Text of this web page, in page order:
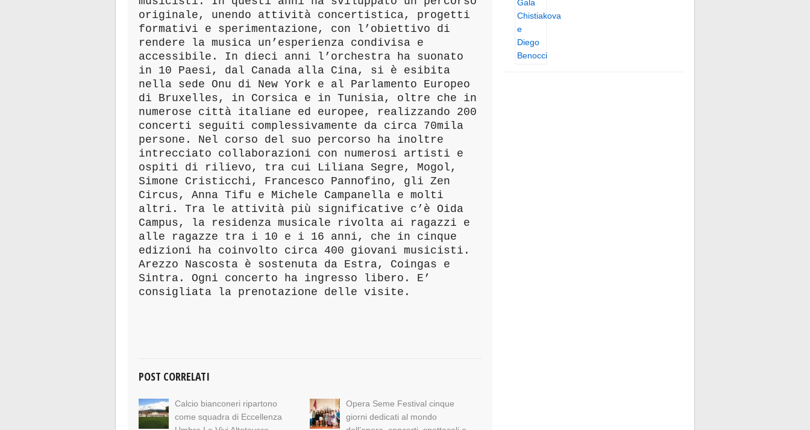
originale, unendo attività concertistica, progetti
formativi e sperimentazione, con l’obiettivo di
rendere la musica un’esperienza condivisa e
accessibile. In dieci anni l’orchestra ha suonato
in 10 Paesi, dal Canada alla Cina, si è esibita
nella sede Onu di New York e al Parlamento Europeo
di Bruxelles, in Corsica e in Tunisia, oltre che in
numerose città italiane ed europee, realizzando 200
concerti seguiti complessivamente da circa 70mila
persone. Nel corso del suo percorso ha inoltre
intrecciato collaborazioni con numerosi artisti e
ospiti di rilievo, tra cui Liliana Segre, Mogol,
Simone Cristicchi, Francesco Pannofino, gli Zen
Circus, Anna Tifu e Michele Campanella e molti
altri. Tra le attività più significative c’è Oida
Campus, la residenza musicale rivolta ai ragazzi e
alle ragazze tra i 10 e i 16 anni, che in cinque
edizioni ha coinvolto circa 400 giovani musicisti.
Arezzo Nascosta è sostenuta da Estra, Coingas e
Sintra. Ogni concerto ha ingresso libero. E’
consigliata la prenotazione delle visite.
POST CORRELATI
Calcio bianconeri ripartono
come squadra di Eccellenza
Opera Seme Festival cinque
giorni dedicati al mondo